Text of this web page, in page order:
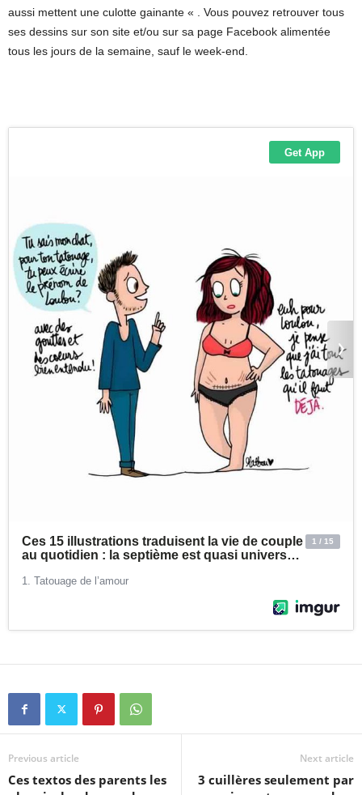
aussi mettent une culotte gainante « . Vous pouvez retrouver tous
ses dessins sur son site et/ou sur sa page Facebook alimentée
tous les jours de la semaine, sauf le week-end.
Previous article
Ces textos des parents les
Next article
3 cuillères seulement par